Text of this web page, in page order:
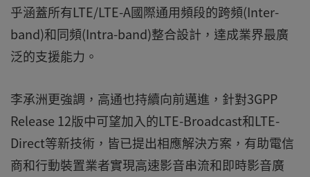
乎涵蓋所有LTE/LTE-A國際通用頻段的跨頻(Inter-
band)和同頻(Intra-band)整合設計，達成業界最廣
泛的支援能力。
李承洲更強調，高通也持續向前邁進，針對3GPP
Release 12版中可望加入的LTE-Broadcast和LTE-
Direct等新技術，皆已提出相應解決方案，有助電信
商和行動裝置業者實現高速影音串流和即時影音廣